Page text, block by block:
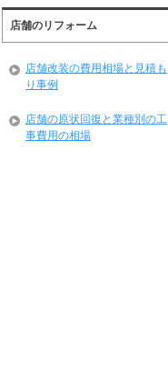
店舗のリフォーム
店舗改装の費用相場と見積も
り事例
店舗の原状回復と業種別の工
事費用の相場